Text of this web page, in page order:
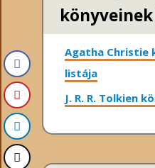
Agatha Christie
listája
J. R. R. Tolkien